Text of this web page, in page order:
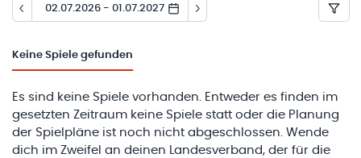
02.07.2026 - 01.07.2027
Keine Spiele gefunden
Es sind keine Spiele vorhanden. Entweder es finden im
gesetzten Zeitraum keine Spiele statt oder die Planung
der Spielpläne ist noch nicht abgeschlossen. Wende
dich im Zweifel an deinen Landesverband, der für die